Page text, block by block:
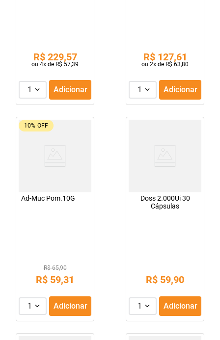
R$ 229,57
ou 4x de R$ 57,39
1 Adicionar
R$ 127,61
ou 2x de R$ 63,80
1 Adicionar
10% OFF
Ad-Muc Pom.10G
R$ 65,90
R$ 59,31
1 Adicionar
Doss 2.000Ui 30
Cápsulas
R$ 59,90
1 Adicionar